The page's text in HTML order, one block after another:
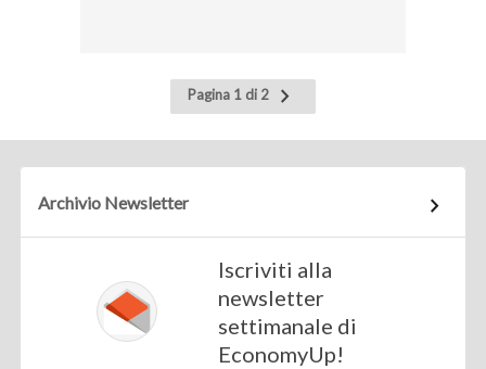
Pagina 1 di 2
Pagina
successiva
Archivio Newsletter
Iscriviti alla
newsletter
settimanale di
EconomyUp!